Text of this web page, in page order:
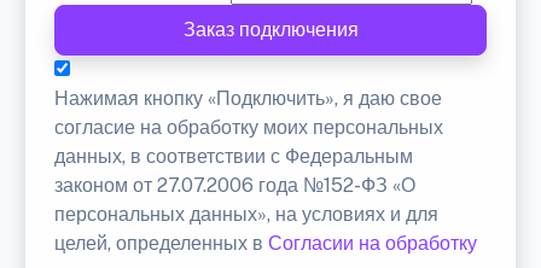
Заказ подключения
Нажимая кнопку «Подключить», я даю свое
согласие на обработку моих персональных
данных, в соответствии с Федеральным
законом от 27.07.2006 года №152-ФЗ «О
персональных данных», на условиях и для
целей, определенных в Согласии на обработку